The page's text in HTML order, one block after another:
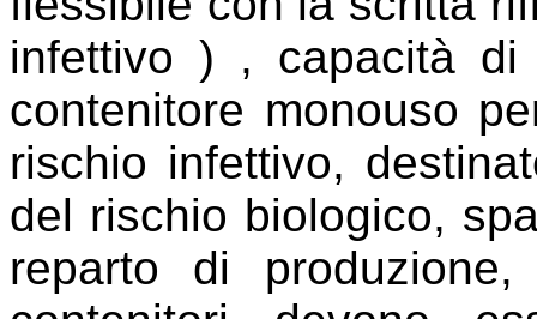
infettivo ) , capacità
contenitore monouso
rischio infettivo,
del rischio biologico,
reparto di